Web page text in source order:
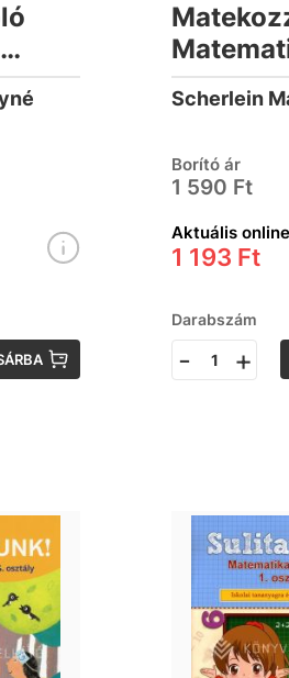
Scherlein
Borító ár
1 590 Ft
Aktuális
1 193 Ft
Darabszám
- +